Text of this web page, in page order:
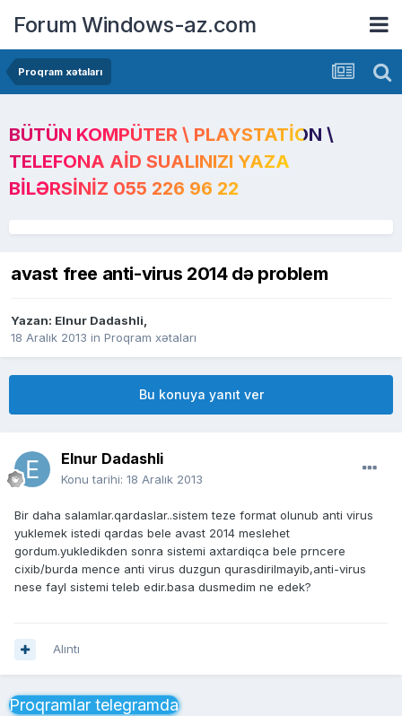
Forum Windows-az.com
Proqram xətaları
BÜTÜN KOMPÜTER \ PLAYSTATION \
TELEFONA AID SUALINIZI YAZA
BILƏRSINIZ 055 226 96 22
avast free anti-virus 2014 də problem
Yazan: Elnur Dadashli,
18 Aralık 2013 in Proqram xətaları
Bu konuya yanıt ver
Elnur Dadashli
Konu tarihi: 18 Aralık 2013
Bir daha salamlar.qardaslar..sistem teze format olunub anti virus
yuklemek istedi qardas bele avast 2014 meslehet
gordum.yukledikden sonra sistemi axtardiqca bele prncere
cixib/burda mence anti virus duzgun qurasdirilmayib,anti-virus
nese fayl sistemi teleb edir.basa dusmedim ne edek?
Alıntı
Proqramlar telegramda